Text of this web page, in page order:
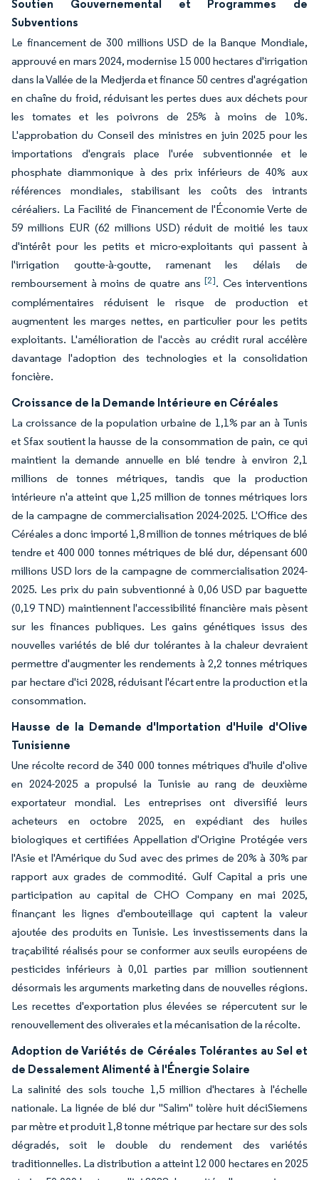
Soutien Gouvernemental et Programmes de
Subventions
Le financement de 300 millions USD de la Banque Mondiale,
approuvé en mars 2024, modernise 15 000 hectares d'irrigation
dans la Vallée de la Medjerda et finance 50 centres d'agrégation
en chaîne du froid, réduisant les pertes dues aux déchets pour
les tomates et les poivrons de 25% à moins de 10%.
L'approbation du Conseil des ministres en juin 2025 pour les
importations d'engrais place l'urée subventionnée et le
phosphate diammonique à des prix inférieurs de 40% aux
références mondiales, stabilisant les coûts des intrants
céréaliers. La Facilité de Financement de l'Économie Verte de
59 millions EUR (62 millions USD) réduit de moitié les taux
d'intérêt pour les petits et micro-exploitants qui passent à
l'irrigation goutte-à-goutte, ramenant les délais de
remboursement à moins de quatre ans [2]. Ces interventions
complémentaires réduisent le risque de production et
augmentent les marges nettes, en particulier pour les petits
exploitants. L'amélioration de l'accès au crédit rural accélère
davantage l'adoption des technologies et la consolidation
foncière.
Croissance de la Demande Intérieure en Céréales
La croissance de la population urbaine de 1,1% par an à Tunis
et Sfax soutient la hausse de la consommation de pain, ce qui
maintient la demande annuelle en blé tendre à environ 2,1
millions de tonnes métriques, tandis que la production
intérieure n'a atteint que 1,25 million de tonnes métriques lors
de la campagne de commercialisation 2024-2025. L'Office des
Céréales a donc importé 1,8 million de tonnes métriques de blé
tendre et 400 000 tonnes métriques de blé dur, dépensant 600
millions USD lors de la campagne de commercialisation 2024-
2025. Les prix du pain subventionné à 0,06 USD par baguette
(0,19 TND) maintiennent l'accessibilité financière mais pèsent
sur les finances publiques. Les gains génétiques issus des
nouvelles variétés de blé dur tolérantes à la chaleur devraient
permettre d'augmenter les rendements à 2,2 tonnes métriques
par hectare d'ici 2028, réduisant l'écart entre la production et la
consommation.
Hausse de la Demande d'Importation d'Huile d'Olive
Tunisienne
Une récolte record de 340 000 tonnes métriques d'huile d'olive
en 2024-2025 a propulsé la Tunisie au rang de deuxième
exportateur mondial. Les entreprises ont diversifié leurs
acheteurs en octobre 2025, en expédiant des huiles
biologiques et certifiées Appellation d'Origine Protégée vers
l'Asie et l'Amérique du Sud avec des primes de 20% à 30% par
rapport aux grades de commodité. Gulf Capital a pris une
participation au capital de CHO Company en mai 2025,
finançant les lignes d'embouteillage qui captent la valeur
ajoutée des produits en Tunisie. Les investissements dans la
traçabilité réalisés pour se conformer aux seuils européens de
pesticides inférieurs à 0,01 parties par million soutiennent
désormais les arguments marketing dans de nouvelles régions.
Les recettes d'exportation plus élevées se répercutent sur le
renouvellement des oliveraies et la mécanisation de la récolte.
Adoption de Variétés de Céréales Tolérantes au Sel et
de Dessalement Alimenté à l'Énergie Solaire
La salinité des sols touche 1,5 million d'hectares à l'échelle
nationale. La lignée de blé dur "Salim" tolère huit déciSiemens
par mètre et produit 1,8 tonne métrique par hectare sur des sols
dégradés, soit le double du rendement des variétés
traditionnelles. La distribution a atteint 12 000 hectares en 2025